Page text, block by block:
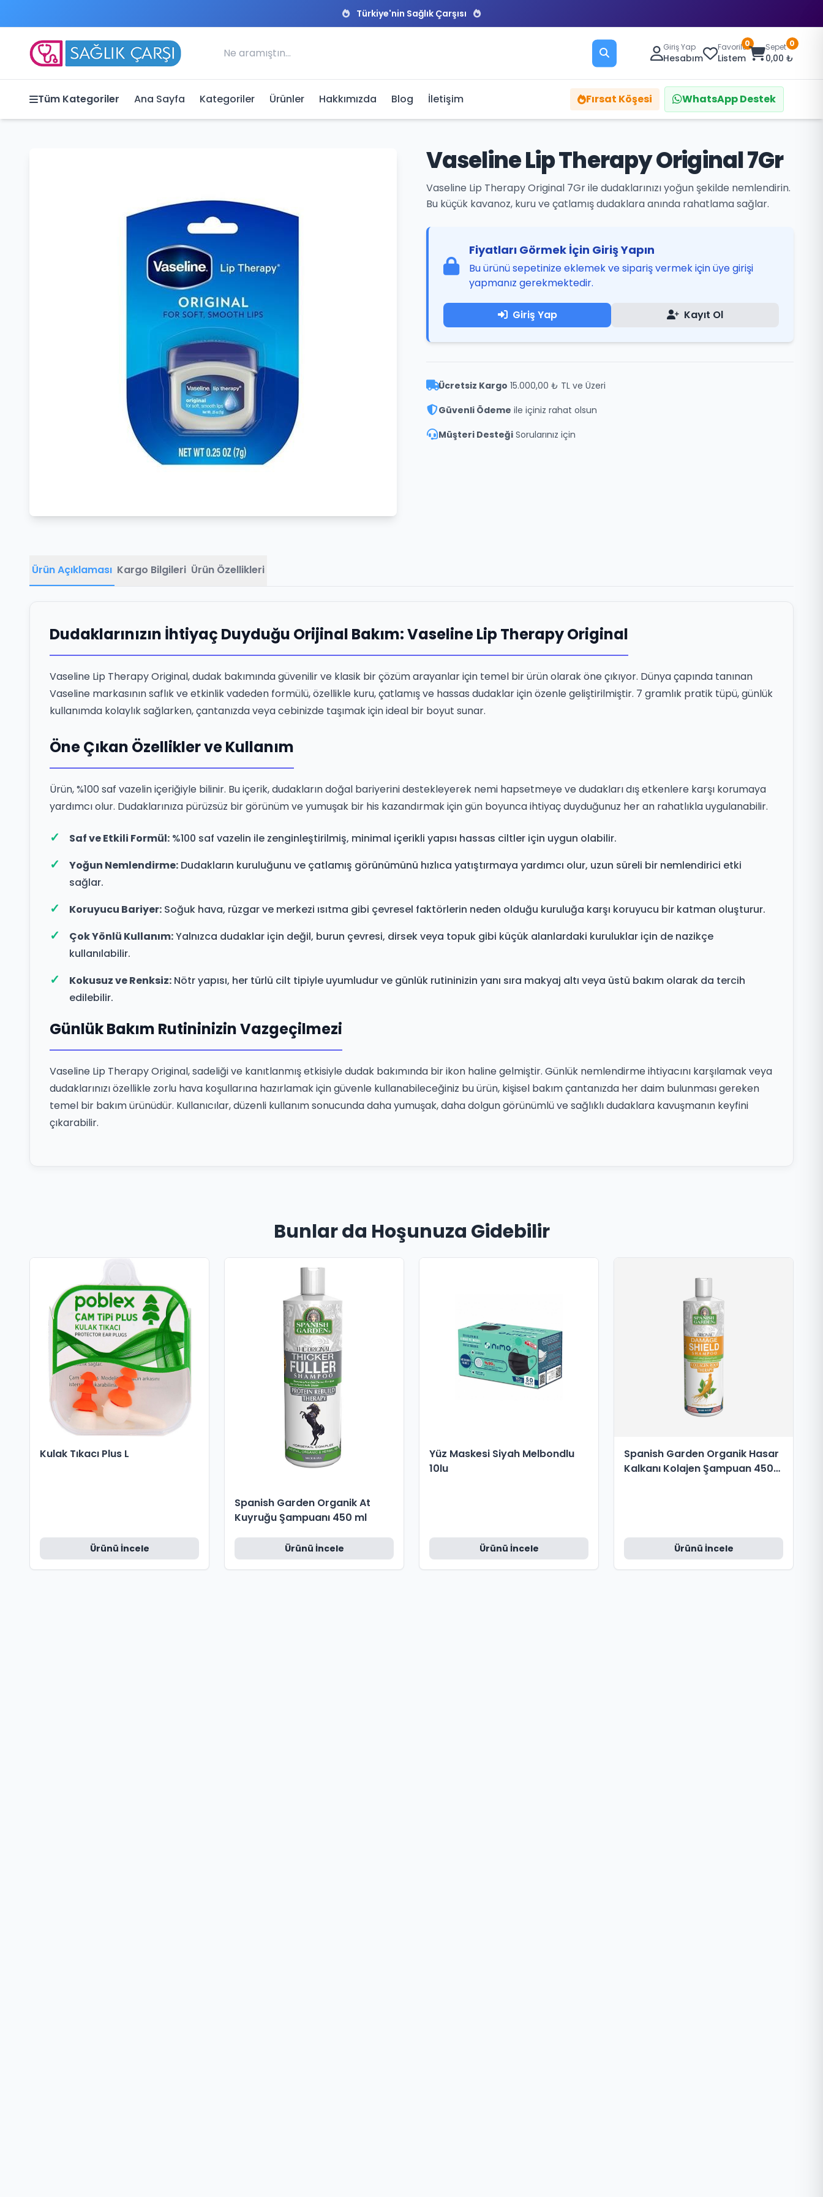
Türkiye'nin Sağlık Çarşısı
Giriş Yap
Hesabım
Favoriler
Listem
0 Sepet
0,00 ₺
0
Tüm Kategoriler Ana Sayfa Kategoriler Ürünler Hakkımızda Blog İletişim Fırsat Köşesi WhatsApp Destek
Vaseline Lip Therapy Original 7Gr
Vaseline Lip Therapy Original 7Gr ile dudaklarınızı yoğun şekilde nemlendirin.
Bu küçük kavanoz, kuru ve çatlamış dudaklara anında rahatlama sağlar.
Fiyatları Görmek İçin Giriş Yapın
Bu ürünü sepetinize eklemek ve sipariş vermek için üye girişi
yapmanız gerekmektedir.
Giriş Yap Kayıt Ol
Ücretsiz Kargo 15.000,00 ₺ TL ve Üzeri
Güvenli Ödeme ile içiniz rahat olsun
Müşteri Desteği Sorularınız için
Ürün Açıklaması Kargo Bilgileri Ürün Özellikleri
Dudaklarınızın İhtiyaç Duyduğu Orijinal Bakım: Vaseline Lip Therapy Original
Vaseline Lip Therapy Original, dudak bakımında güvenilir ve klasik bir çözüm arayanlar için temel bir ürün olarak öne çıkıyor. Dünya çapında tanınan
Vaseline markasının saflık ve etkinlik vadeden formülü, özellikle kuru, çatlamış ve hassas dudaklar için özenle geliştirilmiştir. 7 gramlık pratik tüpü, günlük
kullanımda kolaylık sağlarken, çantanızda veya cebinizde taşımak için ideal bir boyut sunar.
Öne Çıkan Özellikler ve Kullanım
Ürün, %100 saf vazelin içeriğiyle bilinir. Bu içerik, dudakların doğal bariyerini destekleyerek nemi hapsetmeye ve dudakları dış etkenlere karşı korumaya
yardımcı olur. Dudaklarınıza pürüzsüz bir görünüm ve yumuşak bir his kazandırmak için gün boyunca ihtiyaç duyduğunuz her an rahatlıkla uygulanabilir.
Saf ve Etkili Formül: %100 saf vazelin ile zenginleştirilmiş, minimal içerikli yapısı hassas ciltler için uygun olabilir.
Yoğun Nemlendirme: Dudakların kuruluğunu ve çatlamış görünümünü hızlıca yatıştırmaya yardımcı olur, uzun süreli bir nemlendirici etki
sağlar.
Koruyucu Bariyer: Soğuk hava, rüzgar ve merkezi ısıtma gibi çevresel faktörlerin neden olduğu kuruluğa karşı koruyucu bir katman oluşturur.
Çok Yönlü Kullanım:Yalnızca dudaklar için değil, burun çevresi, dirsek veya topuk gibi küçük alanlardaki kuruluklar için de nazikçe
kullanılabilir.
Kokusuz ve Renksiz: Nötr yapısı, her türlü cilt tipiyle uyumludur ve günlük rutininizin yanı sıra makyaj altı veya üstü bakım olarak da tercih
edilebilir.
Günlük Bakım Rutininizin Vazgeçilmezi
Vaseline Lip Therapy Original, sadeliği ve kanıtlanmış etkisiyle dudak bakımında bir ikon haline gelmiştir. Günlük nemlendirme ihtiyacını karşılamak veya
dudaklarınızı özellikle zorlu hava koşullarına hazırlamak için güvenle kullanabileceğiniz bu ürün, kişisel bakım çantanızda her daim bulunması gereken
temel bir bakım ürünüdür. Kullanıcılar, düzenli kullanım sonucunda daha yumuşak, daha dolgun görünümlü ve sağlıklı dudaklara kavuşmanın keyfini
çıkarabilir.
Bunlar da Hoşunuza Gidebilir
Kulak Tıkacı Plus L
Ürünü İncele
Spanish Garden Organik At
Kuyruğu Şampuanı 450 ml
Ürünü İncele
Yüz Maskesi Siyah Melbondlu
10lu
Ürünü İncele
Spanish Garden Organik Hasar
Kalkanı Kolajen Şampuan 450
Ürünü İncele